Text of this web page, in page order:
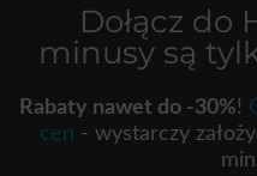
Dołącz do
minusy są
Rabaty nawet do -30%!
cen - wystarczy